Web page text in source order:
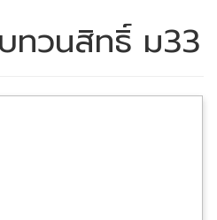
ทวนสิทธิ์ ม33